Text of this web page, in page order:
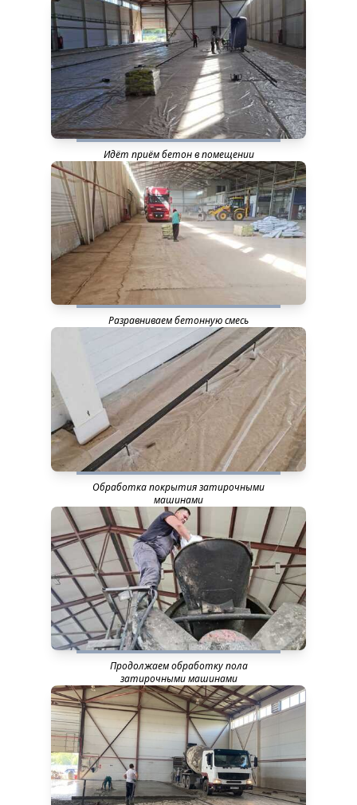
Идёт приём бетон в помещении
Разравниваем бетонную смесь
Обработка покрытия затирочными
машинами
Продолжаем обработку пола
затирочными машинами